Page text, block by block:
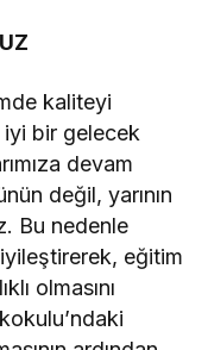
kaliteyi
iyi bir gelecek
devam
değil, yarının
Bu nedenle
iyileştirerek, eğitim
olmasını